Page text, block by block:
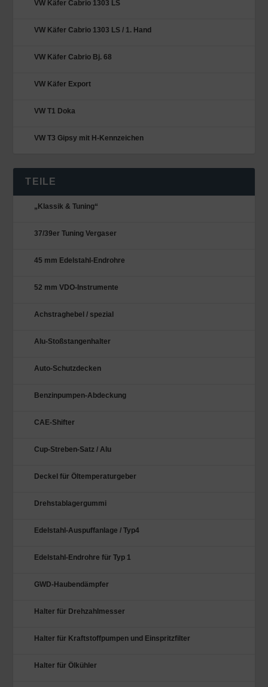
VW Käfer Cabrio 1303 LS
VW Käfer Cabrio 1303 LS / 1. Hand
VW Käfer Cabrio Bj. 68
VW Käfer Export
VW T1 Doka
VW T3 Gipsy mit H-Kennzeichen
TEILE
„Klassik & Tuning“
37/39er Tuning Vergaser
45 mm Edelstahl-Endrohre
52 mm VDO-Instrumente
Achstraghebel / spezial
Alu-Stoßstangenhalter
Auto-Schutzdecken
Benzinpumpen-Abdeckung
CAE-Shifter
Cup-Streben-Satz / Alu
Deckel für Öltemperaturgeber
Drehstablagergummi
Edelstahl-Auspuffanlage / Typ4
Edelstahl-Endrohre für Typ 1
GWD-Haubendämpfer
Halter für Drehzahlmesser
Halter für Kraftstoffpumpen und Einspritzfilter
Halter für Ölkühler